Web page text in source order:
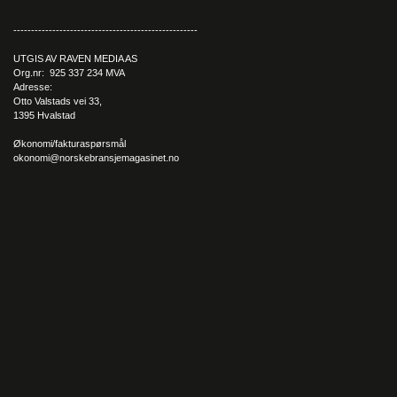
----------------------------------------------------
UTGIS AV RAVEN MEDIA AS
Org.nr: 925 337 234 MVA
Adresse:
Otto Valstads vei 33,
1395 Hvalstad
Økonomi/fakturaspørsmål
okonomi@norskebransjemagasinet.no